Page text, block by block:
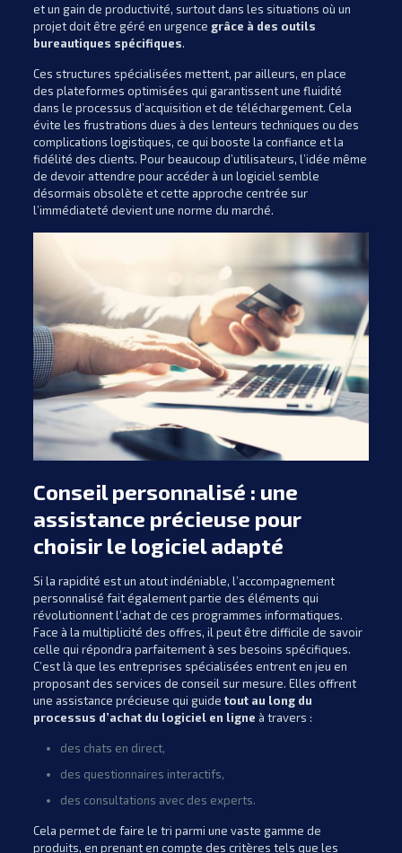
et un gain de productivité, surtout dans les situations où un
projet doit être géré en urgence grâce à des outils
bureautiques spécifiques.
Ces structures spécialisées mettent, par ailleurs, en place
des plateformes optimisées qui garantissent une fluidité
dans le processus d’acquisition et de téléchargement. Cela
évite les frustrations dues à des lenteurs techniques ou des
complications logistiques, ce qui booste la confiance et la
fidélité des clients. Pour beaucoup d’utilisateurs, l’idée même
de devoir attendre pour accéder à un logiciel semble
désormais obsolète et cette approche centrée sur
l’immédiateté devient une norme du marché.
Conseil personnalisé : une
assistance précieuse pour
choisir le logiciel adapté
Si la rapidité est un atout indéniable, l’accompagnement
personnalisé fait également partie des éléments qui
révolutionnent l’achat de ces programmes informatiques.
Face à la multiplicité des offres, il peut être difficile de savoir
celle qui répondra parfaitement à ses besoins spécifiques.
C’est là que les entreprises spécialisées entrent en jeu en
proposant des services de conseil sur mesure. Elles offrent
une assistance précieuse qui guidetout au long du
processus d’achat du logiciel en ligne à travers :
des chats en direct,
des questionnaires interactifs,
des consultations avec des experts.
Cela permet de faire le tri parmi une vaste gamme de
produits, en prenant en compte des critères tels que les